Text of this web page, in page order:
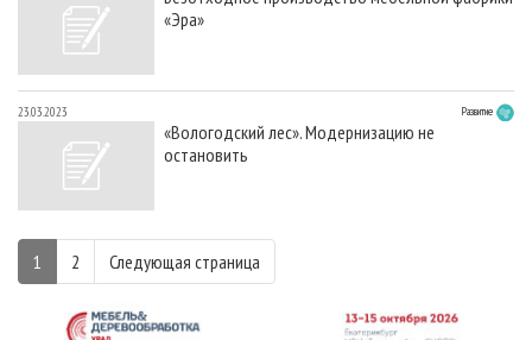
«Эра»
23.03.2023 Развитие
«Вологодский лес». Модернизацию не
остановить
1 2 Следующая страница